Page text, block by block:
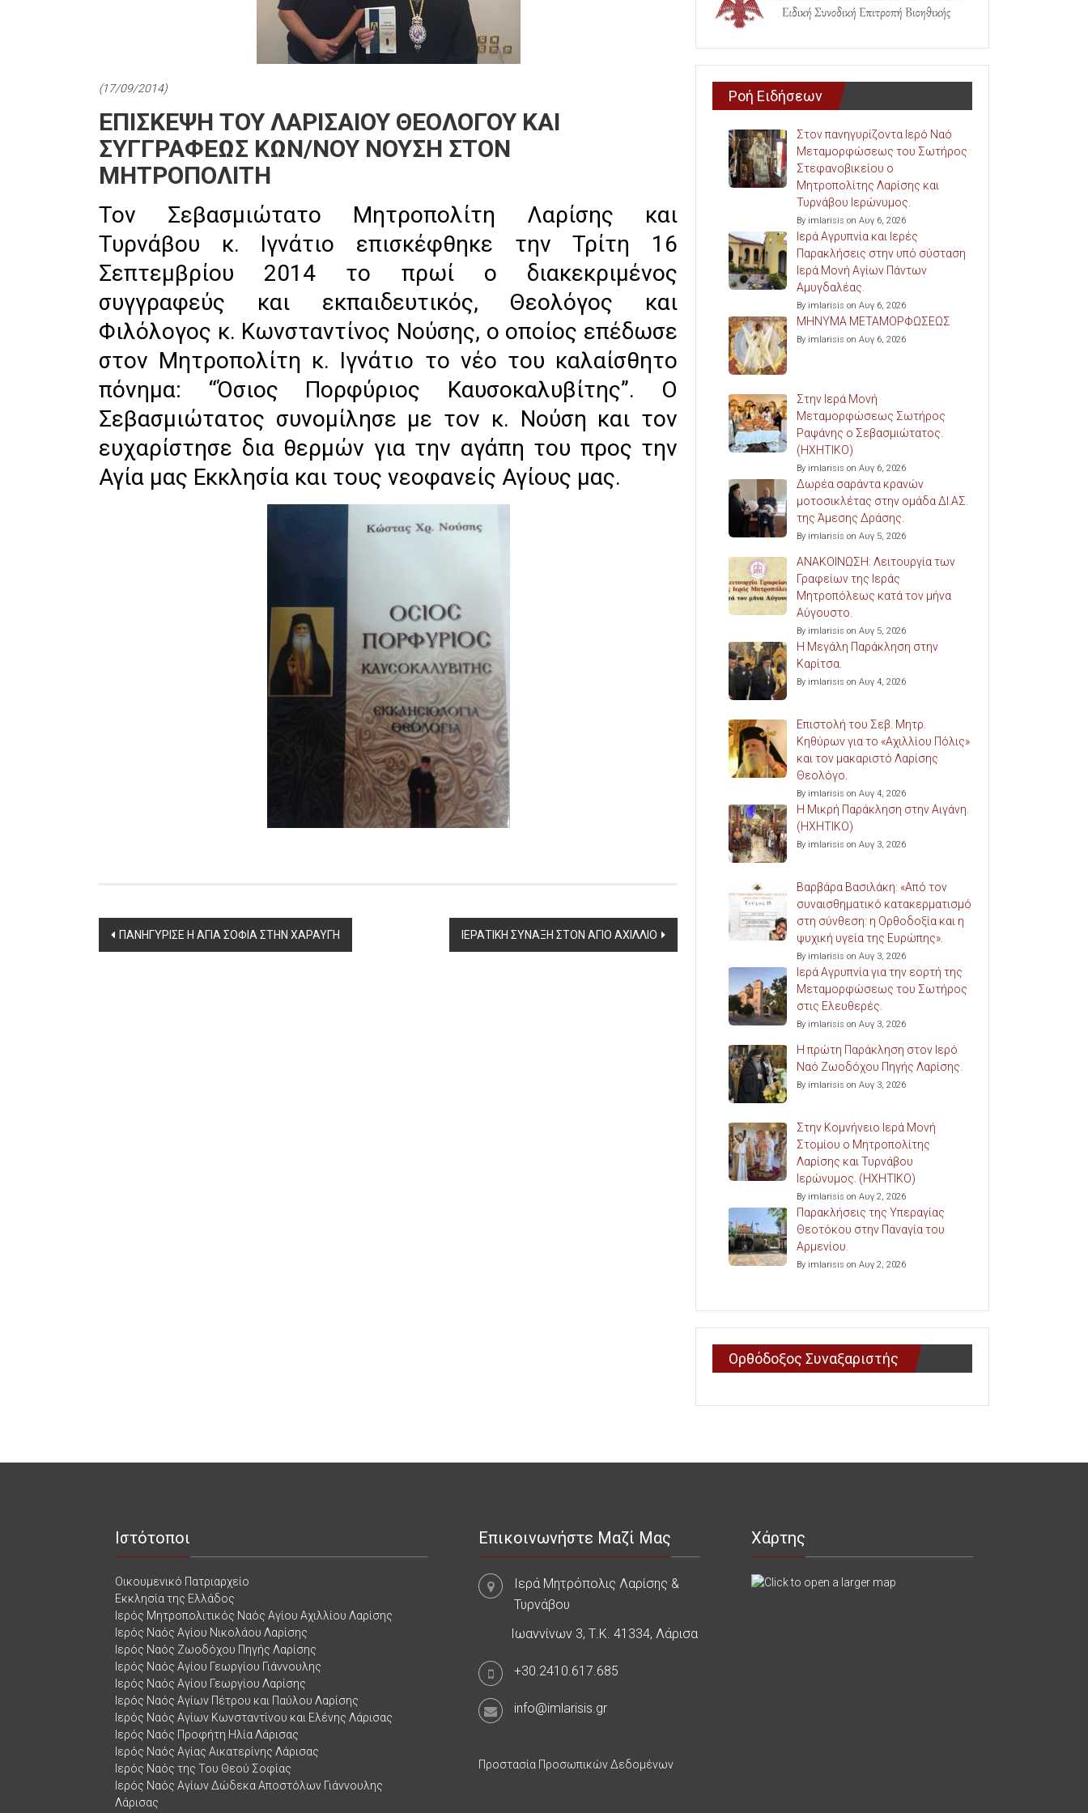
(17/09/2014)
ΕΠΙΣΚΕΨΗ ΤΟΥ ΛΑΡΙΣΑΙΟΥ ΘΕΟΛΟΓΟΥ ΚΑΙ
ΣΥΓΓΡΑΦΕΩΣ ΚΩΝ/ΝΟΥ ΝΟΥΣΗ ΣΤΟΝ
ΜΗΤΡΟΠΟΛΙΤΗ
Τον Σεβασμιώτατο Μητροπολίτη Λαρίσης και
Τυρνάβου κ. Ιγνάτιο επισκέφθηκε την Τρίτη 16
Σεπτεμβρίου 2014 το πρωί ο διακεκριμένος
συγγραφεύς και εκπαιδευτικός, Θεολόγος και
Φιλόλογος κ. Κωνσταντίνος Νούσης, ο οποίος επέδωσε
στον Μητροπολίτη κ. Ιγνάτιο το νέο του καλαίσθητο
πόνημα: “Όσιος Πορφύριος Καυσοκαλυβίτης”. Ο
Σεβασμιώτατος συνομίλησε με τον κ. Νούση και τον
ευχαρίστησε δια θερμών για την αγάπη του προς την
Αγία μας Εκκλησία και τους νεοφανείς Αγίους μας.
Post
navigation
ΠΑΝΗΓΥΡΙΣΕ Η ΑΓΙΑ ΣΟΦΙΑ ΣΤΗΝ ΧΑΡΑΥΓΗ ΙΕΡΑΤΙΚΗ ΣΥΝΑΞΗ ΣΤΟΝ ΑΓΙΟ ΑΧΙΛΛΙΟ
Ροή Ειδήσεων
Στον πανηγυρίζοντα Ιερό Ναό
Μεταμορφώσεως του Σωτήρος
Στεφανοβικείου ο
Μητροπολίτης Λαρίσης και
Τυρνάβου Ιερώνυμος.
By imlarisis on Αυγ 6, 2026
Ιερά Αγρυπνία και Ιερές
Παρακλήσεις στην υπό σύσταση
Ιερά Μονή Αγίων Πάντων
Αμυγδαλέας.
By imlarisis on Αυγ 6, 2026
ΜΗΝΥΜΑ ΜΕΤΑΜΟΡΦΩΣΕΩΣ
By imlarisis on Αυγ 6, 2026
Στην Ιερά Μονή
Μεταμορφώσεως Σωτήρος
Ραψάνης ο Σεβασμιώτατος.
(ΗΧΗΤΙΚΟ)
By imlarisis on Αυγ 6, 2026
Δωρέα σαράντα κρανών
μοτοσικλέτας στην ομάδα ΔΙ.ΑΣ.
της Άμεσης Δράσης.
By imlarisis on Αυγ 5, 2026
ΑΝΑΚΟΙΝΩΣΗ: Λειτουργία των
Γραφείων της Ιεράς
Μητροπόλεως κατά τον μήνα
Αύγουστο.
By imlarisis on Αυγ 5, 2026
Η Μεγάλη Παράκληση στην
Καρίτσα.
By imlarisis on Αυγ 4, 2026
Επιστολή του Σεβ. Μητρ.
Κηθύρων για το «Αχιλλίου Πόλις»
και τον μακαριστό Λαρίσης
Θεολόγο.
By imlarisis on Αυγ 4, 2026
Η Μικρή Παράκληση στην Αιγάνη.
(ΗΧΗΤΙΚΟ)
By imlarisis on Αυγ 3, 2026
Βαρβάρα Βασιλάκη: «Από τον
συναισθηματικό κατακερματισμό
στη σύνθεση: η Ορθοδοξία και η
ψυχική υγεία της Ευρώπης».
By imlarisis on Αυγ 3, 2026
Ιερά Αγρυπνία για την εορτή της
Μεταμορφώσεως του Σωτήρος
στις Ελευθερές.
By imlarisis on Αυγ 3, 2026
Η πρώτη Παράκληση στον Ιερό
Ναό Ζωοδόχου Πηγής Λαρίσης.
By imlarisis on Αυγ 3, 2026
Στην Κομνήνειο Ιερά Μονή
Στομίου ο Μητροπολίτης
Λαρίσης και Τυρνάβου
Ιερώνυμος. (ΗΧΗΤΙΚΟ)
By imlarisis on Αυγ 2, 2026
Παρακλήσεις της Υπεραγίας
Θεοτόκου στην Παναγία του
Αρμενίου.
By imlarisis on Αυγ 2, 2026
Ορθόδοξος Συναξαριστής
Ιστότοποι
Οικουμενικό Πατριαρχείο
Εκκλησία της Ελλάδος
Ιερός Μητροπολιτικός Ναός Αγίου Αχιλλίου Λαρίσης
Ιερός Ναός Αγίου Νικολάου Λαρίσης
Ιερός Ναός Ζωοδόχου Πηγής Λαρίσης
Ιερός Ναός Αγίου Γεωργίου Γιάννουλης
Ιερός Ναός Αγίου Γεωργίου Λαρίσης
Ιερός Ναός Αγίων Πέτρου και Παύλου Λαρίσης
Ιερός Ναός Αγίων Κωνσταντίνου και Ελένης Λάρισας
Ιερός Ναός Προφήτη Ηλία Λάρισας
Ιερός Ναός Αγίας Αικατερίνης Λάρισας
Ιερός Ναός της Του Θεού Σοφίας
Ιερός Ναός Αγίων Δώδεκα Αποστόλων Γιάννουλης
Λάρισας
Επικοινωνήστε Μαζί Μας
Ιερά Μητρόπολις Λαρίσης &
Τυρνάβου
Ιωαννίνων 3, Τ.Κ. 41334, Λάρισα
+30.2410.617.685
info@imlarisis.gr
Προστασία Προσωπικών Δεδομένων
Χάρτης